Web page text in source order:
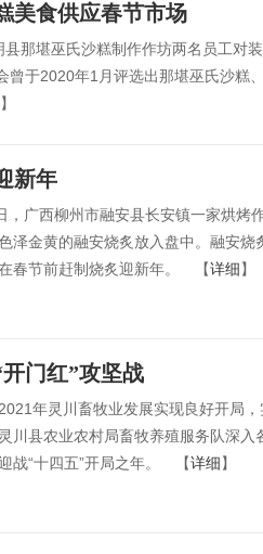
美食供应春节市场
那堪巫氏沙糕制作作坊两名员工对
2020年1月评选出那堪巫氏沙糕
】
新年
，广西柳州市融安县长安镇一家烘烤
泽金黄的融安烧炙放入盘中。融安
春节前赶制烧炙迎新年。 【详细】
门红”攻坚战
年灵川畜牧业发展实现良好开局
川县农业农村局畜牧养殖服务队深
战“十四五”开局之年。 【详细】